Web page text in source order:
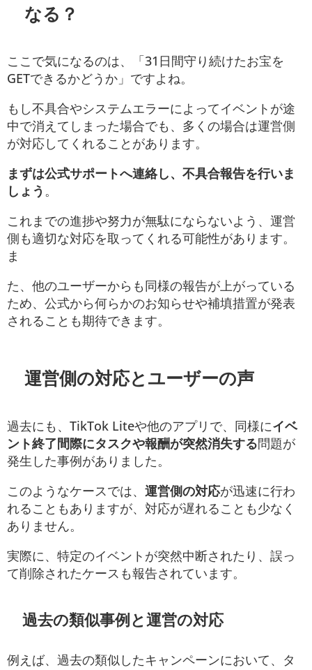
なる？
ここで気になるのは、「31日間守り続けたお宝を
GETできるかどうか」ですよね。
もし不具合やシステムエラーによってイベントが途
中で消えてしまった場合でも、多くの場合は運営側
が対応してくれることがあります。
まずは公式サポートへ連絡し、不具合報告を行いま
しょう 。
これまでの進捗や努力が無駄にならないよう、運営
側も適切な対応を取ってくれる可能性があります。
ま
た、他のユーザーからも同様の報告が上がっている
ため、公式から何らかのお知らせや補填措置が発表
されることも期待できます。
運営側の対応とユーザーの声
過去にも、TikTok Liteや他のアプリで、同様にイベ
ント終了間際にタスクや報酬が突然消失する問題が
発生した事例がありました。
このようなケースでは、 運営側の対応が迅速に行わ
れることもありますが、対応が遅れることも少なく
ありません。
実際に、特定のイベントが突然中断されたり、誤っ
て削除されたケースも報告されています。
過去の類似事例と運営の対応
例えば、過去の類似したキャンペーンにおいて、タ